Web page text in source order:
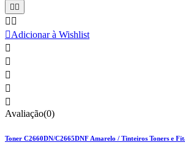
 
 
Adicionar à Wishlist





Avaliação(0)
Toner C2660DN/C2665DNF Amarelo / Tinteiros Toners e